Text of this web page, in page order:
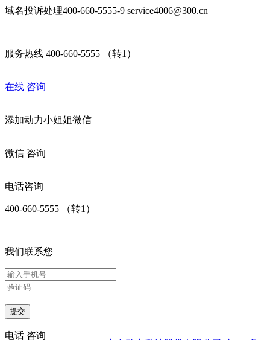
域名投诉处理400-660-5555-9 service4006@300.cn
服务热线 400-660-5555 （转1）
在线 咨询
添加动力小姐姐微信
微信 咨询
电话咨询
400-660-5555 （转1）
我们联系您
提交
电话 咨询